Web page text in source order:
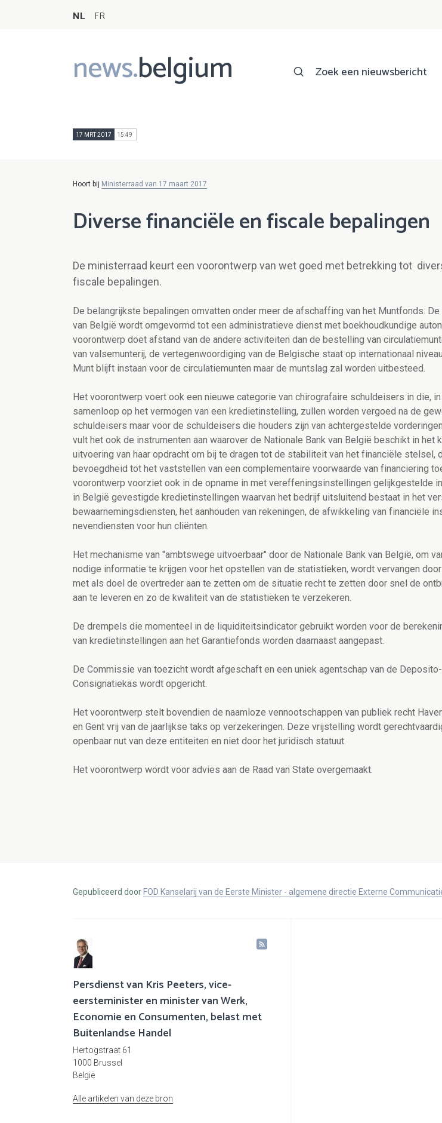
NL FR
news.belgium
Main
navigation
Zoek een nieuwsbericht
17 MRT 2017 15:49
Hoort bij Ministerraad van 17 maart 2017
Diverse financiële en fiscale bepalingen
De ministerraad keurt een voorontwerp van wet goed met betrekking tot
fiscale bepalingen.
De belangrijkste bepalingen omvatten onder meer de afschaffing van het Muntfonds.
van België wordt omgevormd tot een administratieve dienst met boekhoudkundige
voorontwerp doet afstand van de andere activiteiten dan de bestelling van
van valsemunterij, de vertegenwoordiging van de Belgische staat op internationaal
Munt blijft instaan voor de circulatiemunten maar de muntslag zal worden uitbesteed.
Het voorontwerp voert ook een nieuwe categorie van chirografaire schuldeisers in die,
samenloop op het vermogen van een kredietinstelling, zullen worden vergoed na de
schuldeisers maar voor de schuldeisers die houders zijn van achtergestelde
vult het ook de instrumenten aan waarover de Nationale Bank van België beschikt in het
uitvoering van haar opdracht om bij te dragen tot de stabiliteit van het financiële stelsel,
bevoegdheid tot het vaststellen van een complementaire voorwaarde van financiering
voorontwerp voorziet ook in de opname in met vereffeningsinstellingen gelijkgestelde
in België gevestigde kredietinstellingen waarvan het bedrijf uitsluitend bestaat in het
bewaarnemingsdiensten, het aanhouden van rekeningen, de afwikkeling van financiële
nevendiensten voor hun cliënten.
Het mechanisme van "ambtswege uitvoerbaar" door de Nationale Bank van België, om
nodige informatie te krijgen voor het opstellen van de statistieken, wordt vervangen
met als doel de overtreder aan te zetten om de situatie recht te zetten door snel de
aan te leveren en zo de kwaliteit van de statistieken te verzekeren.
De drempels die momenteel in de liquiditeitsindicator gebruikt worden voor de
van kredietinstellingen aan het Garantiefonds worden daarnaast aangepast.
De Commissie van toezicht wordt afgeschaft en een uniek agentschap van de
Consignatiekas wordt opgericht.
Het voorontwerp stelt bovendien de naamloze vennootschappen van publiek recht
en Gent vrij van de jaarlijkse taks op verzekeringen. Deze vrijstelling wordt
openbaar nut van deze entiteiten en niet door het juridisch statuut.
Het voorontwerp wordt voor advies aan de Raad van State overgemaakt.
Gepubliceerd door FOD Kanselarij van de Eerste Minister - algemene directie Externe
Persdienst van Kris Peeters, vice-
eersteminister en minister van Werk,
Economie en Consumenten, belast met
Buitenlandse Handel
Hertogstraat 61
1000 Brussel
België
Alle artikelen van deze bron